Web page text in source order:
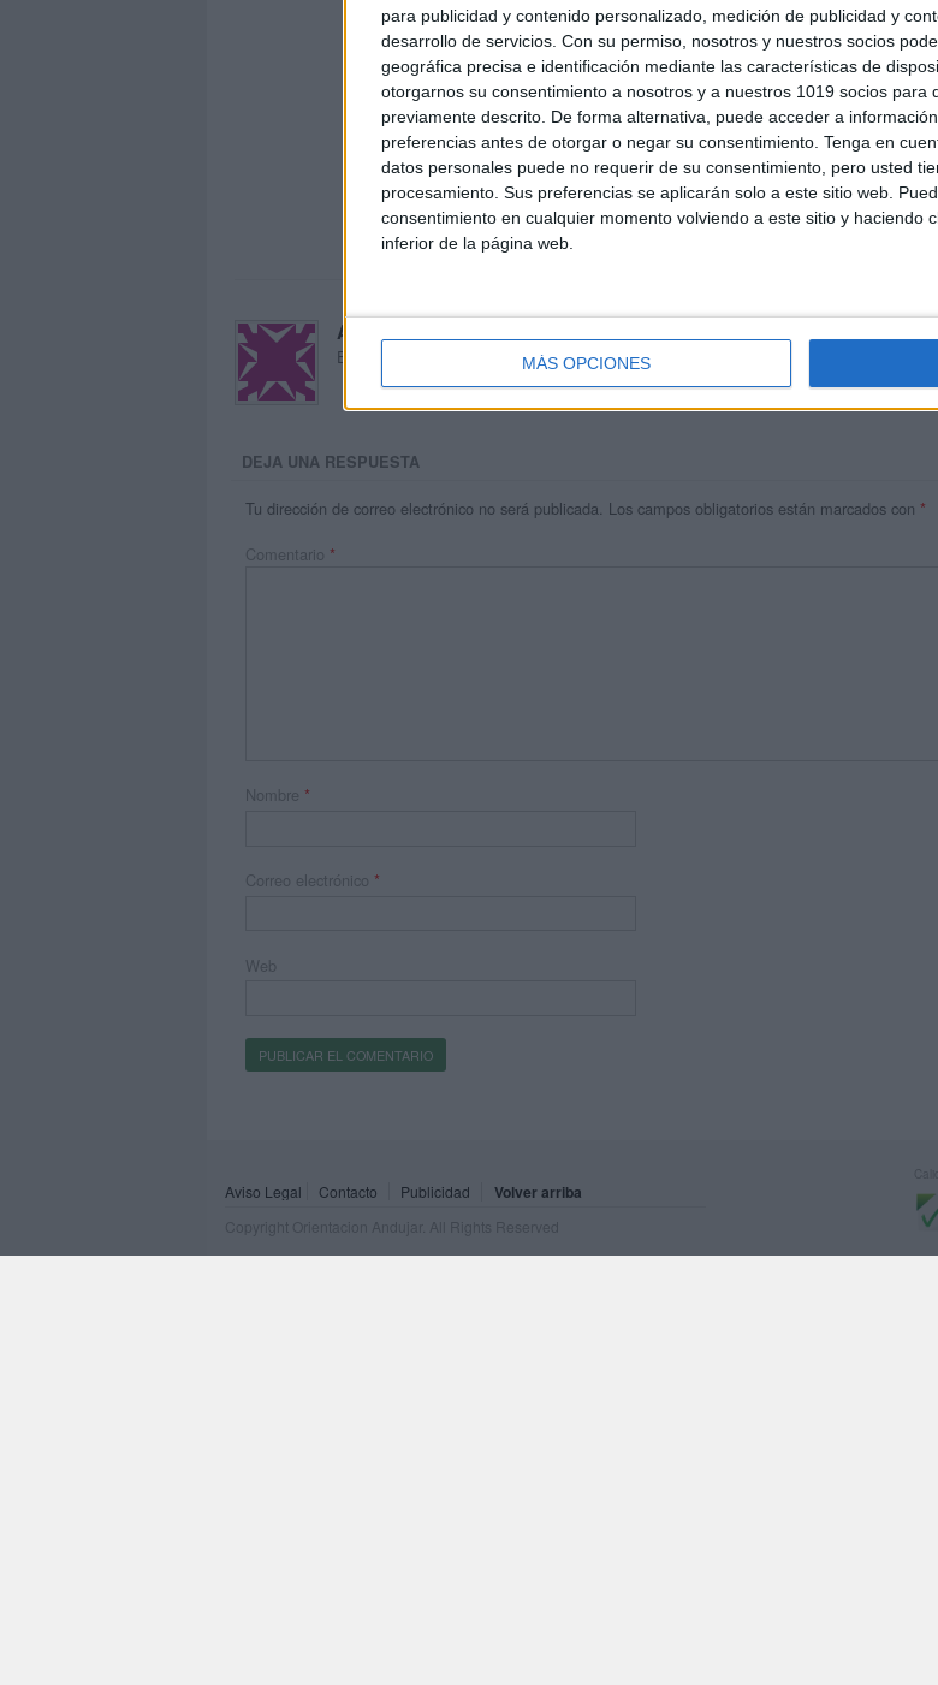
para publicidad y contenido personalizado, medición de publicidad y
desarrollo de servicios. Con su permiso, nosotros y nuestros socios
geográfica precisa e identificación mediante las características de
otorgarnos su consentimiento a nosotros y a nuestros 1019 socios para
previamente descrito. De forma alternativa, puede acceder a
preferencias antes de otorgar o negar su consentimiento. Tenga en
datos personales puede no requerir de su consentimiento, pero usted
procesamiento. Sus preferencias se aplicarán solo a este sitio web.
consentimiento en cualquier momento volviendo a este sitio y haciendo
inferior de la página web.
MÁS OPCIONES
Acerca de María Olivares
El autor no ha proporcionado ninguna información.
DEJA UNA RESPUESTA
Tu dirección de correo electrónico no será publicada. Los campos obligatorios están marcados con *
Comentario *
Nombre *
Correo electrónico *
Web
Aviso Legal Contacto Publicidad Volver arriba